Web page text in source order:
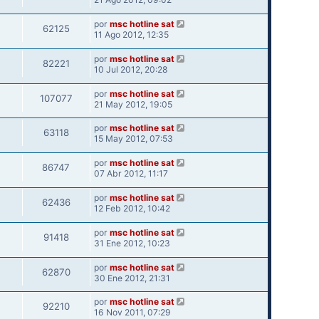
62125 por msc hotline sat
11 Ago 2012, 12:35
82221 por msc hotline sat
10 Jul 2012, 20:28
107077 por msc hotline sat
21 May 2012, 19:05
63118 por msc hotline sat
15 May 2012, 07:53
86747 por msc hotline sat
07 Abr 2012, 11:17
62436 por msc hotline sat
12 Feb 2012, 10:42
91418 por msc hotline sat
31 Ene 2012, 10:23
62870 por msc hotline sat
30 Ene 2012, 21:31
92210 por msc hotline sat
16 Nov 2011, 07:29